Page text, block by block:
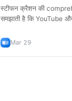
स्टीफन क्रैशन की
समझाती है कि YouTube
Mar 29